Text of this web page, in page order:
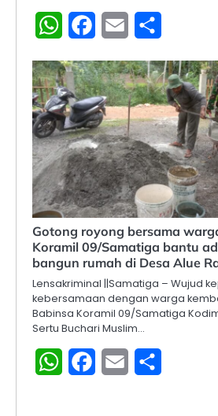
WhatsAppFacebook
Email
Gotong royong bersama
Koramil 09/Samatiga bantu
bangun rumah di Desa Alue
Lensakriminal ||Samatiga – Wujud
kebersamaan dengan warga
Babinsa Koramil 09/Samatiga
Sertu Buchari Muslim…
WhatsAppFacebook
Email